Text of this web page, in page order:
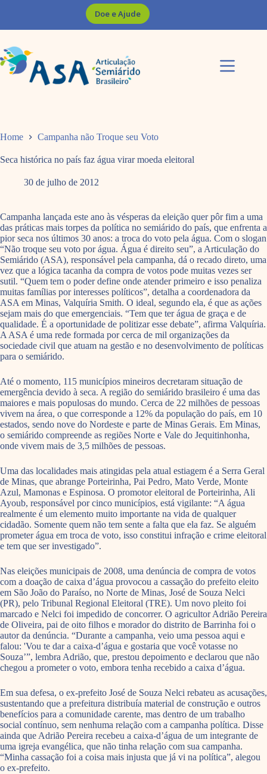
Doe e Ajude
Home Campanha não Troque seu Voto
Seca histórica no país faz água virar moeda eleitoral
30 de julho de 2012
Campanha lançada este ano às vésperas da eleição quer pôr fim a uma
das práticas mais torpes da política no semiárido do país, que enfrenta a
pior seca nos últimos 30 anos: a troca do voto pela água. Com o slogan
“Não troque seu voto por água. Água é direito seu”, a Articulação do
Semiárido (ASA), responsável pela campanha, dá o recado direto, uma
vez que a lógica tacanha da compra de votos pode muitas vezes ser
sutil. “Quem tem o poder define onde atender primeiro e isso penaliza
muitas famílias por interesses políticos”, detalha a coordenadora da
ASA em Minas, Valquíria Smith. O ideal, segundo ela, é que as ações
sejam mais do que emergenciais. “Tem que ter água de graça e de
qualidade. É a oportunidade de politizar esse debate”, afirma Valquíria.
A ASA é uma rede formada por cerca de mil organizações da
sociedade civil que atuam na gestão e no desenvolvimento de políticas
para o semiárido.
Até o momento, 115 municípios mineiros decretaram situação de
emergência devido à seca. A região do semiárido brasileiro é uma das
maiores e mais populosas do mundo. Cerca de 22 milhões de pessoas
vivem na área, o que corresponde a 12% da população do país, em 10
estados, sendo nove do Nordeste e parte de Minas Gerais. Em Minas,
o semiárido compreende as regiões Norte e Vale do Jequitinhonha,
onde vivem mais de 3,5 milhões de pessoas.
Uma das localidades mais atingidas pela atual estiagem é a Serra Geral
de Minas, que abrange Porteirinha, Pai Pedro, Mato Verde, Monte
Azul, Mamonas e Espinosa. O promotor eleitoral de Porteirinha, Ali
Ayoub, responsável por cinco municípios, está vigilante: “A água
realmente é um elemento muito importante na vida de qualquer
cidadão. Somente quem não tem sente a falta que ela faz. Se alguém
prometer água em troca de voto, isso constitui infração e crime eleitoral
e tem que ser investigado”.
Nas eleições municipais de 2008, uma denúncia de compra de votos
com a doação de caixa d’água provocou a cassação do prefeito eleito
em São João do Paraíso, no Norte de Minas, José de Souza Nelci
(PR), pelo Tribunal Regional Eleitoral (TRE). Um novo pleito foi
marcado e Nelci foi impedido de concorrer. O agricultor Adrião Pereira
de Oliveira, pai de oito filhos e morador do distrito de Barrinha foi o
autor da denúncia. “Durante a campanha, veio uma pessoa aqui e
falou: 'Vou te dar a caixa-d’água e gostaria que você votasse no
Souza’”, lembra Adrião, que, prestou depoimento e declarou que não
chegou a prometer o voto, embora tenha recebido a caixa d’água.
Em sua defesa, o ex-prefeito José de Souza Nelci rebateu as acusações,
sustentando que a prefeitura distribuía material de construção e outros
benefícios para a comunidade carente, mas dentro de um trabalho
social contínuo, sem nenhuma relação com a campanha política. Disse
ainda que Adrião Pereira recebeu a caixa-d’água de um integrante de
uma igreja evangélica, que não tinha relação com sua campanha.
“Minha cassação foi a coisa mais injusta que já vi na política”, alegou
o ex-prefeito.